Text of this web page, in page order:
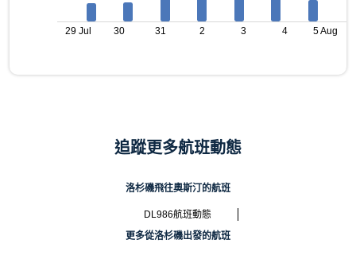
29 Jul 30 31 2 3 4 5 Aug
追蹤更多航班動態
洛杉磯飛往奧斯汀的航班
DL986航班動態
更多從洛杉磯出發的航班